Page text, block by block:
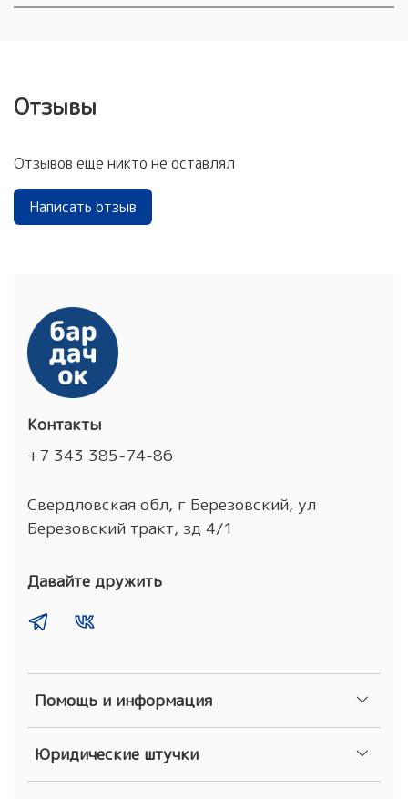
Отзывы
Отзывов еще никто не оставлял
Написать отзыв
Помощь и информация
Юридические штучки
Контакты
+7 343 385-74-86
Свердловская обл, г Березовский, ул
Березовский тракт, зд 4/1
Давайте дружить